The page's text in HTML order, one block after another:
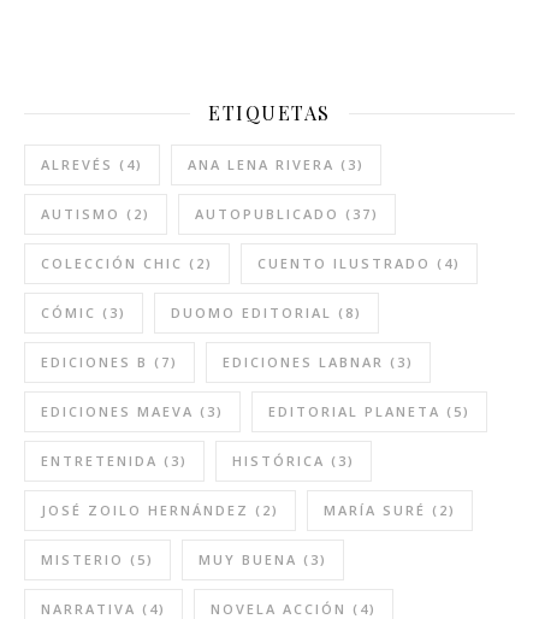
ETIQUETAS
ALREVÉS (4) ANA LENA RIVERA (3)
AUTISMO (2) AUTOPUBLICADO (37)
COLECCIÓN CHIC (2) CUENTO ILUSTRADO (4)
CÓMIC (3) DUOMO EDITORIAL (8)
EDICIONES B (7) EDICIONES LABNAR (3)
EDICIONES MAEVA (3) EDITORIAL PLANETA (5)
ENTRETENIDA (3) HISTÓRICA (3)
JOSÉ ZOILO HERNÁNDEZ (2) MARÍA SURÉ (2)
MISTERIO (5) MUY BUENA (3)
NARRATIVA (4) NOVELA ACCIÓN (4)